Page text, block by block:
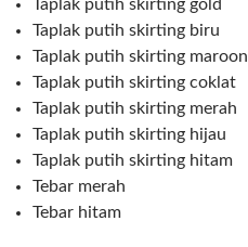
Taplak putih skirting gold
Taplak putih skirting biru
Taplak putih skirting maroon
Taplak putih skirting coklat
Taplak putih skirting merah
Taplak putih skirting hijau
Taplak putih skirting hitam
Tebar merah
Tebar hitam